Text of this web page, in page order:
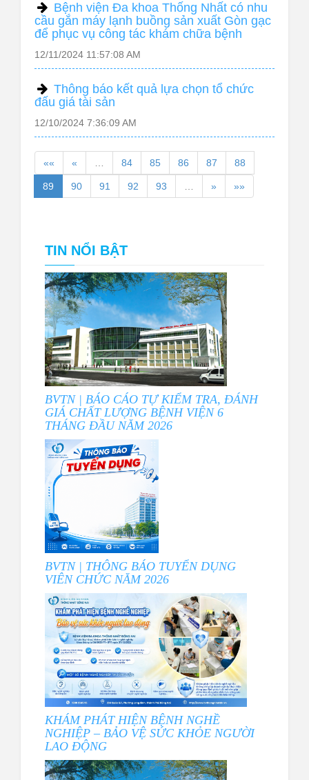
Bệnh viện Đa khoa Thống Nhất có nhu
cầu gắn máy lạnh buồng sản xuất Gòn gạc
để phục vụ công tác khám chữa bệnh
12/11/2024 11:57:08 AM
Thông báo kết quả lựa chọn tổ chức
đấu giá tài sản
12/10/2024 7:36:09 AM
«« « … 84 85 86 87 88
89 90 91 92 93 … » »»
TIN NỔI BẬT
BVTN | BÁO CÁO TỰ KIỂM TRA, ĐÁNH
GIÁ CHẤT LƯỢNG BỆNH VIỆN 6
THÁNG ĐẦU NĂM 2026
BVTN | THÔNG BÁO TUYỂN DỤNG
VIÊN CHỨC NĂM 2026
KHÁM PHÁT HIỆN BỆNH NGHỀ
NGHIỆP – BẢO VỆ SỨC KHỎE NGƯỜI
LAO ĐỘNG